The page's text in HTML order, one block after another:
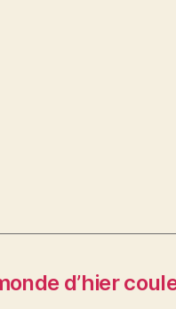
d’hier